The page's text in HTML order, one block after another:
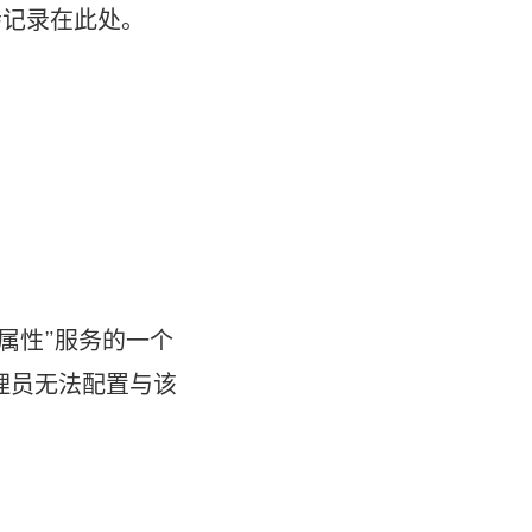
录在此处。
性”服务的一个
员无法配置与该